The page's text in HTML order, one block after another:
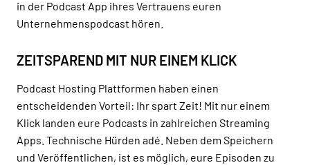
in der Podcast App ihres Vertrauens euren
Unternehmenspodcast hören.
ZEITSPAREND MIT NUR EINEM KLICK
Podcast Hosting Plattformen haben einen
entscheidenden Vorteil: Ihr spart Zeit! Mit nur einem
Klick landen eure Podcasts in zahlreichen Streaming
Apps. Technische Hürden adé. Neben dem Speichern
und Veröffentlichen, ist es möglich, eure Episoden zu